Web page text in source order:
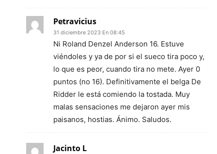
Petravicius
31 diciembre 2023 En 08:45
Ni Roland Denzel Anderson 16. Estuve
viéndoles y ya de por si el sueco tira poco y,
lo que es peor, cuando tira no mete. Ayer 0
puntos (no 16). Definitivamente el belga De
Ridder le está comiendo la tostada. Muy
malas sensaciones me dejaron ayer mis
paisanos, hostias. Ánimo. Saludos.
Jacinto L